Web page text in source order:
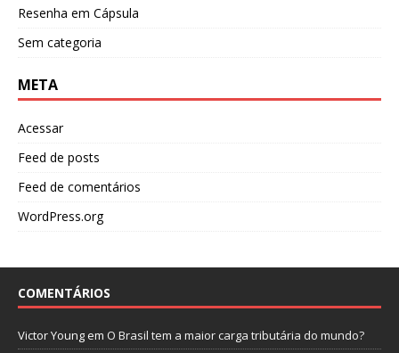
Resenha em Cápsula
Sem categoria
META
Acessar
Feed de posts
Feed de comentários
WordPress.org
COMENTÁRIOS
Victor Youngem O Brasil tem a maior carga tributária do mundo?